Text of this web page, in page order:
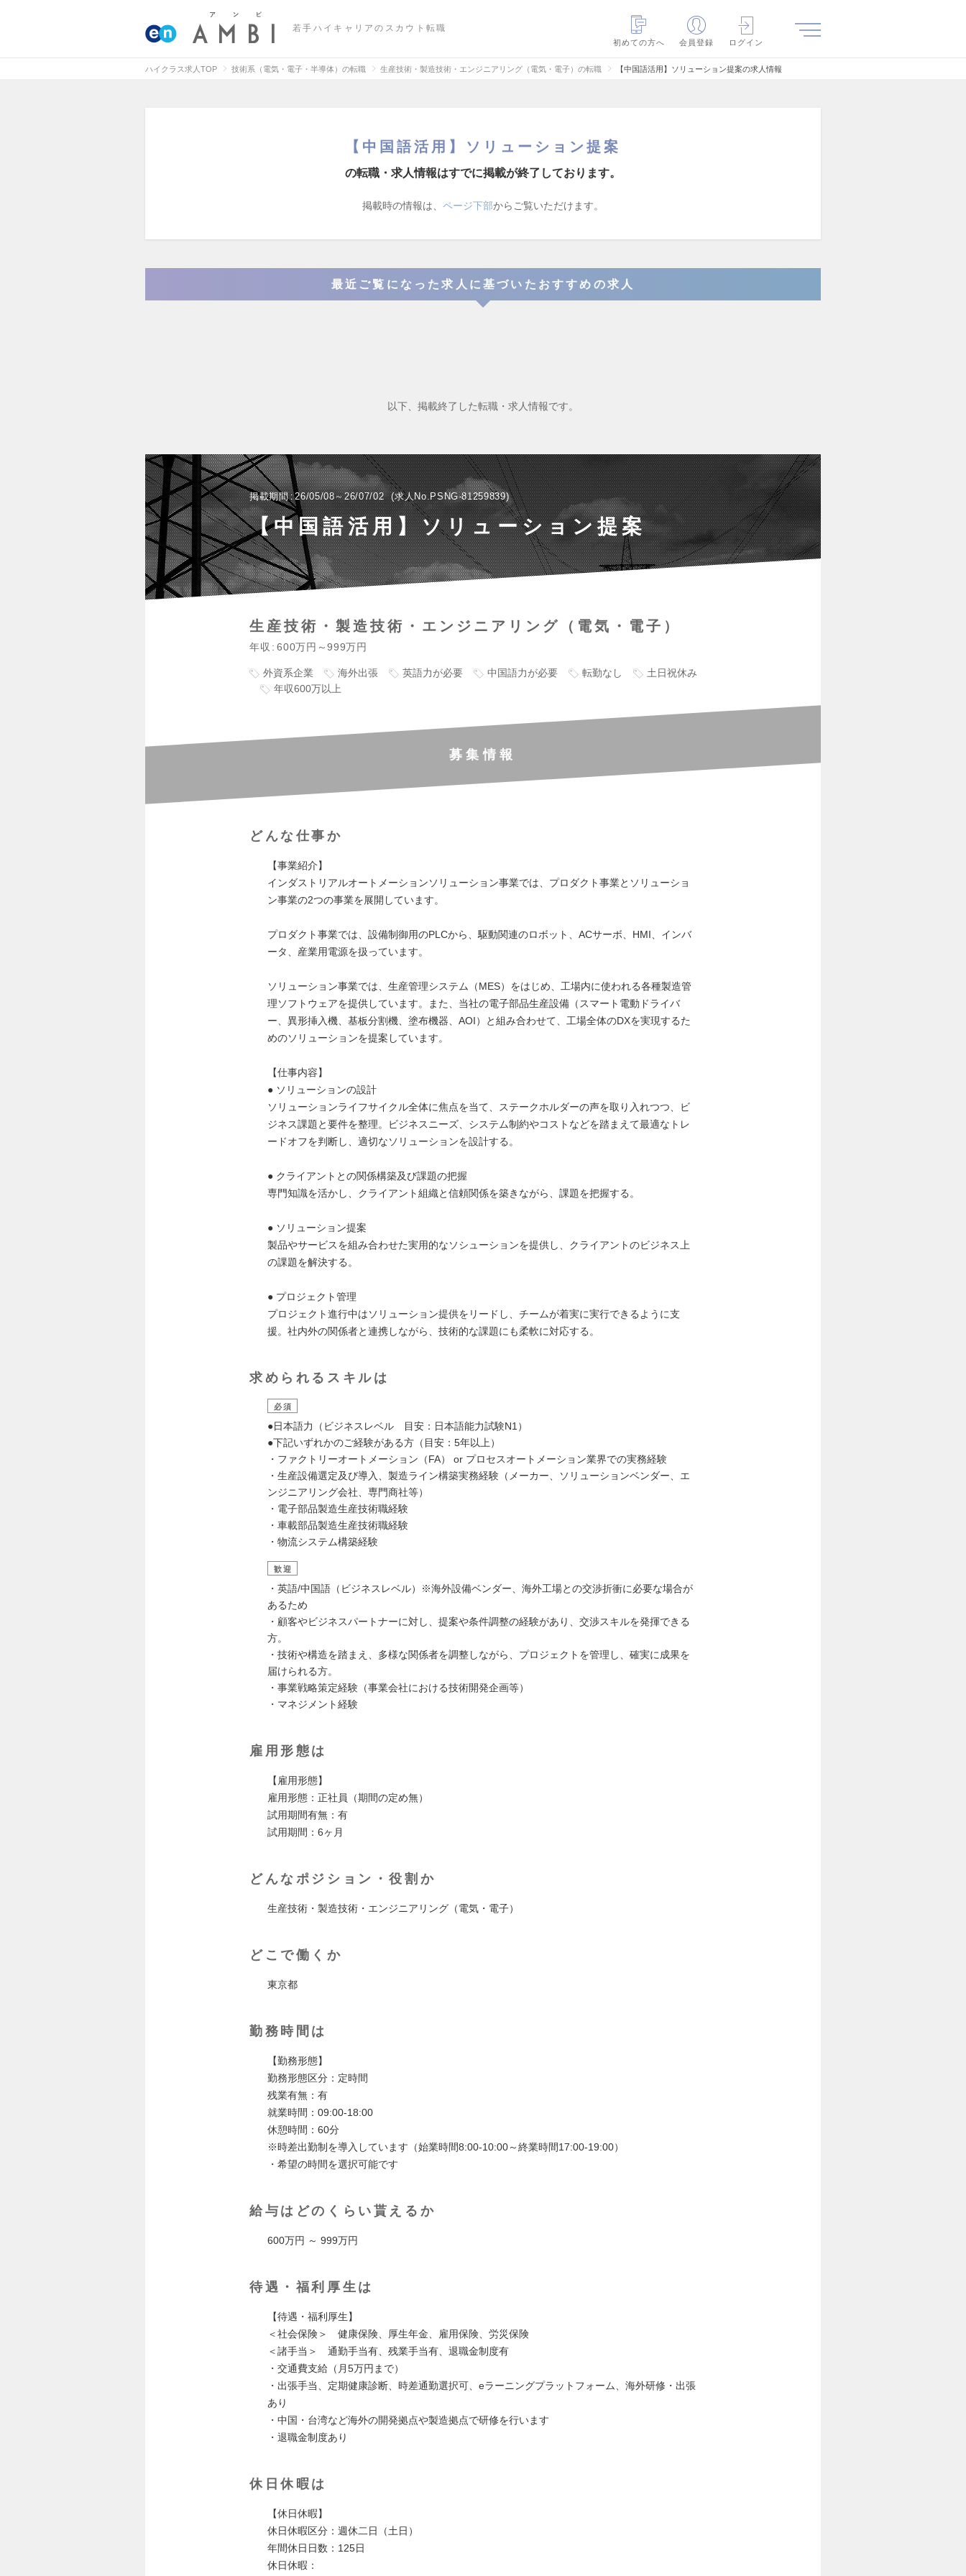
若手ハイキャリアのスカウト転職
初めての方へ
会員登録 ログイン
ハイクラス求人TOP 技術系（電気・電子・半導体）の転職 生産技術・製造技術・エンジニアリング（電気・電子）の転職 【中国語活用】ソリューション提案の求人情報
【中国語活用】ソリューション提案
の転職・求人情報はすでに掲載が終了しております。
掲載時の情報は、 ページ下部からご覧いただけます。
最近ご覧になった求人に基づいたおすすめの求人
以下、掲載終了した転職・求人情報です。
掲載期間 26/05/08～26/07/02 求人No.PSNG-81259839
【中国語活用】ソリューション提案
生産技術・製造技術・エンジニアリング（電気・電子）
年収 600万円～999万円
外資系企業 海外出張 英語力が必要 中国語力が必要 転勤なし
土日祝休み
年収600万以上
募集情報
どんな仕事か
【事業紹介】
インダストリアルオートメーションソリューション事業では、プロダクト事業とソリューショ
ン事業の2つの事業を展開しています。
プロダクト事業では、設備制御用のPLCから、駆動関連のロボット、ACサーボ、HMI、インバ
ータ、産業用電源を扱っています。
ソリューション事業では、生産管理システム（MES）をはじめ、工場内に使われる各種製造管
理ソフトウェアを提供しています。また、当社の電子部品生産設備（スマート電動ドライバ
ー、異形挿入機、基板分割機、塗布機器、AOI）と組み合わせて、工場全体のDXを実現するた
めのソリューションを提案しています。
【仕事内容】
● ソリューションの設計
ソリューションライフサイクル全体に焦点を当て、ステークホルダーの声を取り入れつつ、ビ
ジネス課題と要件を整理。ビジネスニーズ、システム制約やコストなどを踏まえて最適なトレ
ードオフを判断し、適切なソリューションを設計する。
● クライアントとの関係構築及び課題の把握
専門知識を活かし、クライアント組織と信頼関係を築きながら、課題を把握する。
● ソリューション提案
製品やサービスを組み合わせた実用的なソシューションを提供し、クライアントのビジネス上
の課題を解決する。
● プロジェクト管理
プロジェクト進行中はソリューション提供をリードし、チームが着実に実行できるように支
援。社内外の関係者と連携しながら、技術的な課題にも柔軟に対応する。
求められるスキルは
必須
●日本語力（ビジネスレベル 目安：日本語能力試験N1）
●下記いずれかのご経験がある方（目安：5年以上）
・ファクトリーオートメーション（FA） or プロセスオートメーション業界での実務経験
・生産設備選定及び導入、製造ライン構築実務経験（メーカー、ソリューションベンダー、エ
ンジニアリング会社、専門商社等）
・電子部品製造生産技術職経験
・車載部品製造生産技術職経験
・物流システム構築経験
歓迎
・英語/中国語（ビジネスレベル）※海外設備ベンダー、海外工場との交渉折衝に必要な場合が
あるため
・顧客やビジネスパートナーに対し、提案や条件調整の経験があり、交渉スキルを発揮できる
方。
・技術や構造を踏まえ、多様な関係者を調整しながら、プロジェクトを管理し、確実に成果を
届けられる方。
・事業戦略策定経験（事業会社における技術開発企画等）
・マネジメント経験
雇用形態は
【雇用形態】
雇用形態：正社員（期間の定め無）
試用期間有無：有
試用期間：6ヶ月
どんなポジション・役割か
生産技術・製造技術・エンジニアリング（電気・電子）
どこで働くか
東京都
勤務時間は
【勤務形態】
勤務形態区分：定時間
残業有無：有
就業時間：09:00-18:00
休憩時間：60分
※時差出勤制を導入しています（始業時間8:00-10:00～終業時間17:00-19:00）
・希望の時間を選択可能です
給与はどのくらい貰えるか
600万円 ～ 999万円
待遇・福利厚生は
【待遇・福利厚生】
＜社会保険＞ 健康保険、厚生年金、雇用保険、労災保険
＜諸手当＞ 通勤手当有、残業手当有、退職金制度有
・交通費支給（月5万円まで）
・出張手当、定期健康診断、時差通勤選択可、eラーニングプラットフォーム、海外研修・出張
あり
・中国・台湾など海外の開発拠点や製造拠点で研修を行います
・退職金制度あり
休日休暇は
【休日休暇】
休日休暇区分：週休二日（土日）
年間休日日数：125日
休日休暇：